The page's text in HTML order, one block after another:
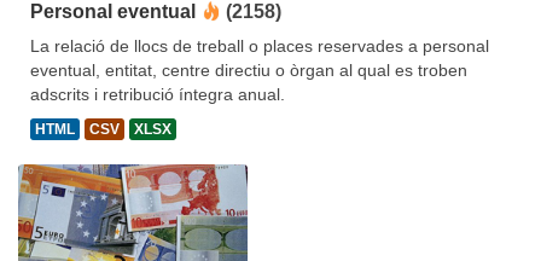
Personal eventual (2158)
La relació de llocs de treball o places reservades a personal
eventual, entitat, centre directiu o òrgan al qual es troben
adscrits i retribució íntegra anual.
HTML CSV XLSX